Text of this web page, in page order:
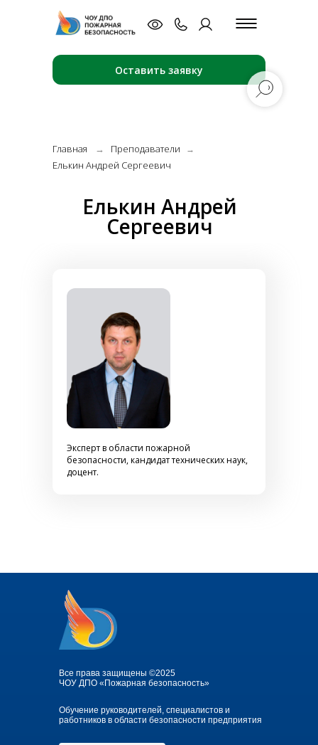
Оставить заявку
Главная Преподаватели
→ →
Елькин Андрей Сергеевич
Елькин Андрей
Сергеевич
Эксперт в области пожарной
безопасности, кандидат технических наук,
доцент.
Все права защищены ©2025
ЧОУ ДПО «Пожарная безопасность»
Обучение руководителей, специалистов и
работников в области безопасности предприятия